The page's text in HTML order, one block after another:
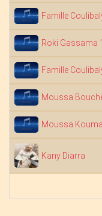
Famille
Roki Gassama
Famille
Moussa
Moussa
Kany Diarra